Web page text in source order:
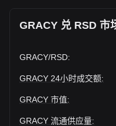
GRACY 兑 RSD 市
GRACY/RSD:
GRACY 24小时成交额:
GRACY 市值:
GRACY 流通供应量: